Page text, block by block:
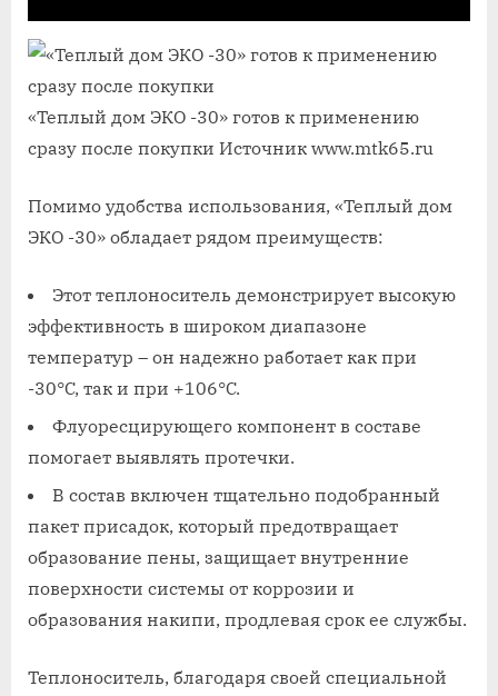
«Теплый дом ЭКО -30» готов к применению
сразу после покупки Источник www.mtk65.ru
Помимо удобства использования, «Теплый дом
ЭКО -30» обладает рядом преимуществ:
Этот теплоноситель демонстрирует высокую
эффективность в широком диапазоне
температур – он надежно работает как при
-30°C, так и при +106°C.
Флуоресцирующего компонент в составе
помогает выявлять протечки.
В состав включен тщательно подобранный
пакет присадок, который предотвращает
образование пены, защищает внутренние
поверхности системы от коррозии и
образования накипи, продлевая срок ее службы.
Теплоноситель, благодаря своей специальной